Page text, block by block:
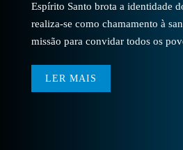
Espírito Santo brota a identidade
realiza-se como chamamento à
missão para convidar todos os
LER MAIS